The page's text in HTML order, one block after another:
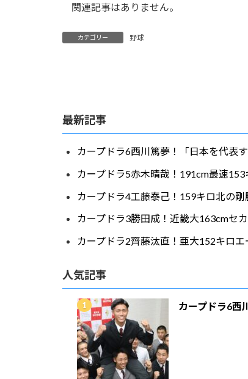
関連記事はありません。
カテゴリー 野球
最新記事
カープドラ6西川篤夢！「日本を代表
カープドラ5赤木晴哉！191cm最速
カープドラ4工藤泰己！159キロ北の剛
カープドラ3勝田成！近畿大163cmセ
カープドラ2齊藤汰直！亜大152キロエ
人気記事
カープドラ6西